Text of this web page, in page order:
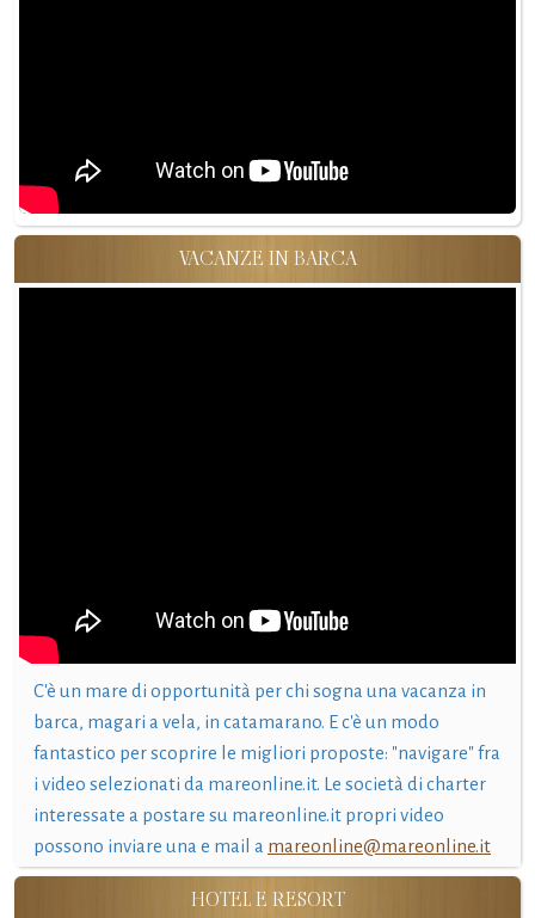
VACANZE IN BARCA
C'è un mare di opportunità per chi sogna una vacanza in
barca, magari a vela, in catamarano. E c'è un modo
fantastico per scoprire le migliori proposte: "navigare" fra
i video selezionati da mareonline.it. Le società di charter
interessate a postare su mareonline.it propri video
possono inviare una e mail a mareonline@mareonline.it
HOTEL E RESORT